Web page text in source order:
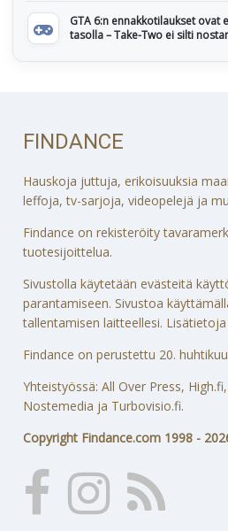
GTA 6:n ennakkotilaukset ovat
tasolla – Take-Two ei silti
FINDANCE
Hauskoja juttuja, erikoisuuksia
leffoja, tv-sarjoja, videopelejä ja
Findance on rekisteröity
tuotesijoittelua.
Sivustolla käytetään evästeitä
parantamiseen. Sivustoa
tallentamisen laitteellesi.
Findance on perustettu 20.
Yhteistyössä: All Over Press,
Nostemedia ja Turbovisio.fi.
Copyright Findance.com 1998 -